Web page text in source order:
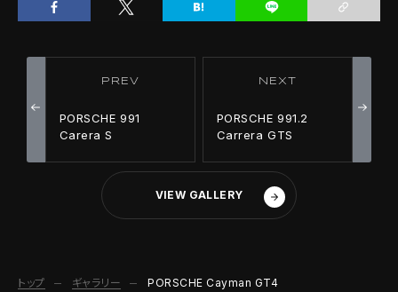
PREV
PORSCHE 991
Carera S
NEXT
PORSCHE 991.2
Carrera GTS
VIEW GALLERY
トップ ギャラリー PORSCHE Cayman GT4